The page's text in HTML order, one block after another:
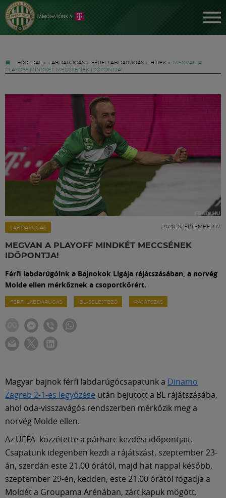
FŐOLDAL » LABDARÚGÁS » FÉRFI LABDARÚGÁS » HÍREK »
MEGVAN A
PLAYOFF MINDKÉT MECCSÉNEK IDŐPONTJA!
LABDARÚGÁS 2020. SZEPTEMBER 17.
MEGVAN A PLAYOFF MINDKÉT MECCSÉNEK
IDŐPONTJA!
Férfi labdarúgóink a Bajnokok Ligája rájátszásában, a norvég
Molde ellen mérkőznek a csoportkörért.
FÉRFI LABDARÚGÁS BL-SELEJTEZŐ RÁJÁTSZÁS
Magyar bajnok férfi labdarúgócsapatunk a Dinamo
Zagreb 2-1-es legyőzése után bejutott a BL rájátszásába,
ahol oda-visszavágós rendszerben mérkőzik meg a
norvég Molde ellen.
Az UEFA közzétette a párharc kezdési időpontjait.
Csapatunk idegenben kezdi a rájátszást, szeptember 23-
án, szerdán este 21.00 órától, majd hat nappal később,
szeptember 29-én, kedden, este 21.00 órától fogadja a
Moldét a Groupama Arénában, zárt kapuk mögött.
Jegyek
FM YouTube +
Labdarúgás
Meccscenter
Klub
Shop
Közösség
Múzeum
English